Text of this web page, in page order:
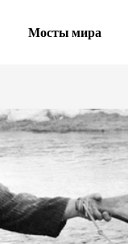
Мосты мира